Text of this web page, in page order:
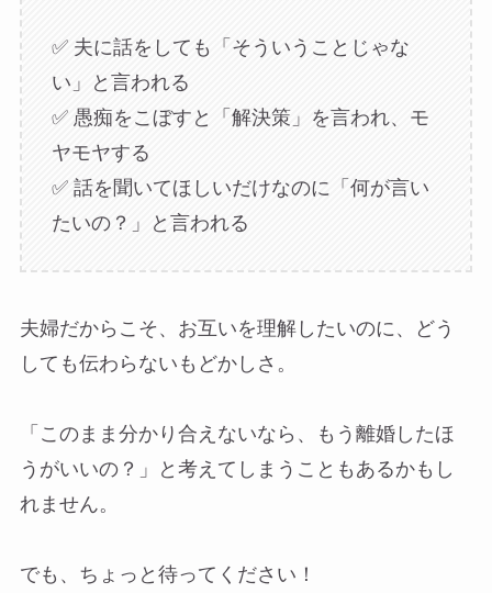
✅ 夫に話をしても「そういうことじゃな
い」と言われる
✅ 愚痴をこぼすと「解決策」を言われ、モ
ヤモヤする
✅ 話を聞いてほしいだけなのに「何が言い
たいの？」と言われる
夫婦だからこそ、お互いを理解したいのに、どう
しても伝わらないもどかしさ。
「このまま分かり合えないなら、もう離婚したほ
うがいいの？」と考えてしまうこともあるかもし
れません。
でも、ちょっと待ってください！